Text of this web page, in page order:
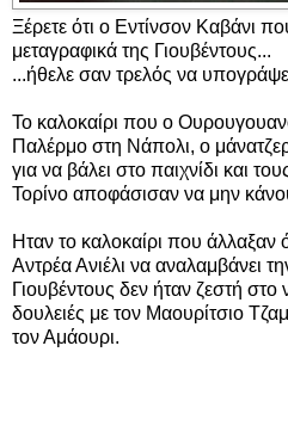
Ξέρετε ότι ο Εντίνσον Καβάνι
μεταγραφικά της Γιουβέντους...
...ήθελε σαν τρελός να
Το καλοκαίρι που ο
Παλέρμο στη Νάπολι, ο
για να βάλει στο παιχνίδι και
Τορίνο αποφάσισαν να μην
Ηταν το καλοκαίρι που άλλαξαν
Αντρέα Ανιέλι να αναλαμβάνει
Γιουβέντους δεν ήταν ζεστή στο
δουλειές με τον Μαουρίτσιο
τον Αμάουρι.